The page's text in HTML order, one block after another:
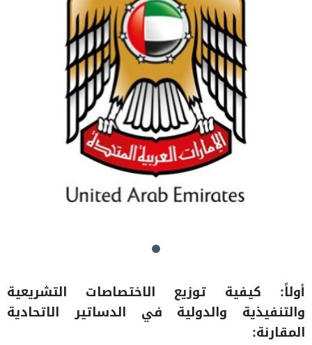
أولاً: كيفية توزيع الاختصاصات التشريعية
والتنفيذية والدولية في الدساتير الاتحادية
المقارنة: